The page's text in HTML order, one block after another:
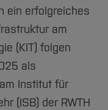
ein erfolgreiches
am
(KIT) folgen
als
Institut für
(ISB) der RWTH